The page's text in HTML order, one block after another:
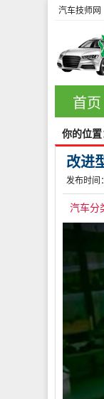
汽车技师网
首页
你的位置
改进
发布时间
汽车分